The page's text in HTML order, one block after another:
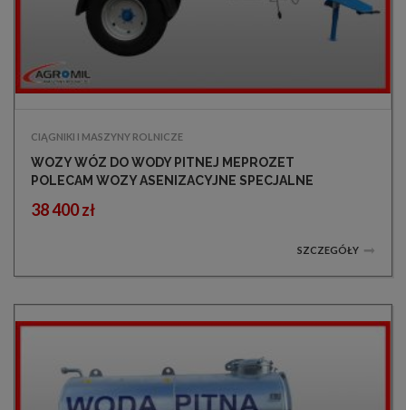
CIĄGNIKI I MASZYNY ROLNICZE
WOZY WÓZ DO WODY PITNEJ MEPROZET
POLECAM WOZY ASENIZACYJNE SPECJALNE
38 400 zł
SZCZEGÓŁY